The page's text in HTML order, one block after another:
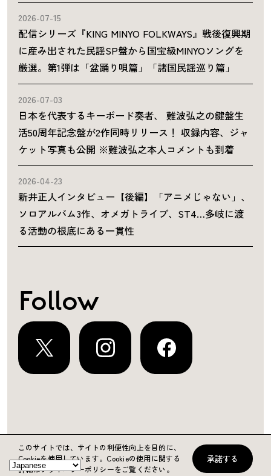
2026-07-15
配信シリーズ『KING MINYO FOLKWAYS』戦後復興期
に産み出された民謡SP盤から国宝級MINYOソングを
厳選。第1弾は「盆踊り唄篇」「諸国民謡巡り篇」
2026-07-03
日本を代表するキーボード奏者、 難波弘之の鍵盤生
活50周年記念盤が2作同時リリース！ 収録内容、ジャ
ケット写真も公開 ※難波弘之本人コメントも到着
2026-04-23
新井正人インタビュー【後編】「アニメじゃない」、
ソロアルバム3作、オメガトライブ、ST4…多岐に渡
る活動の根底にある一貫性
Follow
運営会社 プライバシーポリシー お問い合わせ
Copyright ©2024 KING RECORDS
このサイトでは、サイトの利便性向上を目的に、
Cookieを使用しています。Cookieの使用に関する
詳細はプライバシーポリシーをご覧ください。
承諾する